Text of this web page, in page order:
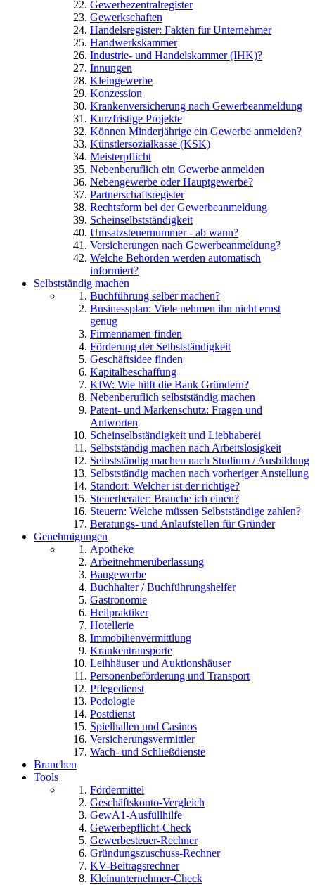
Gewerbezentralregister
Gewerkschaften
Handelsregister: Fakten für Unternehmer
Handwerkskammer
Industrie- und Handelskammer (IHK)?
Innungen
Kleingewerbe
Konzession
Krankenversicherung nach Gewerbeanmeldung
Kurzfristige Projekte
Können Minderjährige ein Gewerbe anmelden?
Künstlersozialkasse (KSK)
Meisterpflicht
Nebenberuflich ein Gewerbe anmelden
Nebengewerbe oder Hauptgewerbe?
Partnerschaftsregister
Rechtsform bei der Gewerbeanmeldung
Scheinselbstständigkeit
Umsatzsteuernummer - ab wann?
Versicherungen nach Gewerbeanmeldung?
Welche Behörden werden automatisch
informiert?
Selbstständig machen
Buchführung selber machen?
Businessplan: Viele nehmen ihn nicht ernst
genug
Firmennamen finden
Förderung der Selbstständigkeit
Geschäftsidee finden
Kapitalbeschaffung
KfW: Wie hilft die Bank Gründern?
Nebenberuflich selbstständig machen
Patent- und Markenschutz: Fragen und
Antworten
Scheinselbständigkeit und Liebhaberei
Selbstständig machen nach Arbeitslosigkeit
Selbstständig machen nach Studium / Ausbildung
Selbstständig machen nach vorheriger Anstellung
Standort: Welcher ist der richtige?
Steuerberater: Brauche ich einen?
Steuern: Welche müssen Selbstständige zahlen?
Beratungs- und Anlaufstellen für Gründer
Genehmigungen
Apotheke
Arbeitnehmerüberlassung
Baugewerbe
Buchhalter / Buchführungshelfer
Gastronomie
Heilpraktiker
Hotellerie
Immobilienvermittlung
Krankentransporte
Leihhäuser und Auktionshäuser
Personenbeförderung und Transport
Pflegedienst
Podologie
Postdienst
Spielhallen und Casinos
Versicherungsvermittler
Wach- und Schließdienste
Branchen
Tools
Fördermittel
Geschäftskonto-Vergleich
GewA1-Ausfüllhilfe
Gewerbepflicht-Check
Gewerbesteuer-Rechner
Gründungszuschuss-Rechner
KV-Beitragsrechner
Kleinunternehmer-Check